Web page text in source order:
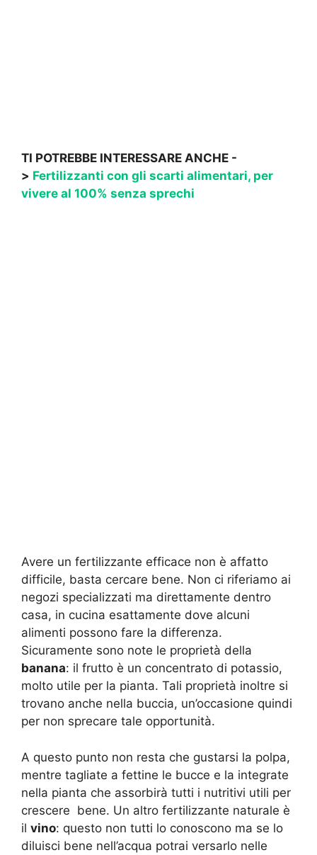
TI POTREBBE INTERESSARE ANCHE -
> Fertilizzanti con gli scarti alimentari, per
vivere al 100% senza sprechi
Avere un fertilizzante efficace non è affatto
difficile, basta cercare bene. Non ci riferiamo ai
negozi specializzati ma direttamente dentro
casa, in cucina esattamente dove alcuni
alimenti possono fare la differenza.
Sicuramente sono note le proprietà della
banana: il frutto è un concentrato di potassio,
molto utile per la pianta. Tali proprietà inoltre si
trovano anche nella buccia, un’occasione quindi
per non sprecare tale opportunità.
A questo punto non resta che gustarsi la polpa,
mentre tagliate a fettine le bucce e la integrate
nella pianta che assorbirà tutti i nutritivi utili per
crescere bene. Un altro fertilizzante naturale è
il vino: questo non tutti lo conoscono ma se lo
diluisci bene nell’acqua potrai versarlo nelle